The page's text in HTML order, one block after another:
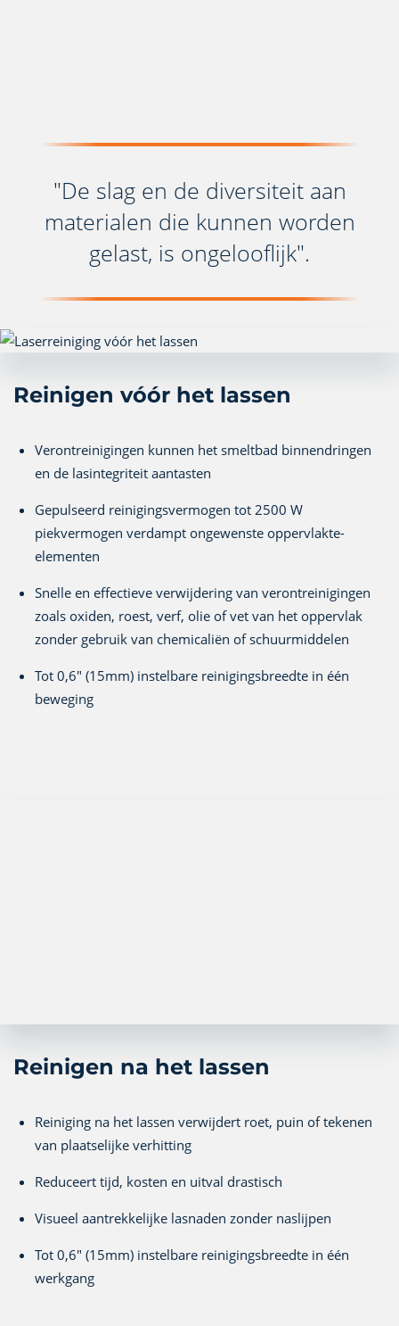
"De slag en de diversiteit aan
materialen die kunnen worden
gelast, is ongelooflijk".
Reinigen vóór het lassen
Verontreinigingen kunnen het smeltbad binnendringen
en de lasintegriteit aantasten
Gepulseerd reinigingsvermogen tot 2500 W
piekvermogen verdampt ongewenste oppervlakte-
elementen
Snelle en effectieve verwijdering van verontreinigingen
zoals oxiden, roest, verf, olie of vet van het oppervlak
zonder gebruik van chemicaliën of schuurmiddelen
Tot 0,6" (15mm) instelbare reinigingsbreedte in één
beweging
Reinigen na het lassen
Reiniging na het lassen verwijdert roet, puin of tekenen
van plaatselijke verhitting
Reduceert tijd, kosten en uitval drastisch
Visueel aantrekkelijke lasnaden zonder naslijpen
Tot 0,6" (15mm) instelbare reinigingsbreedte in één
werkgang